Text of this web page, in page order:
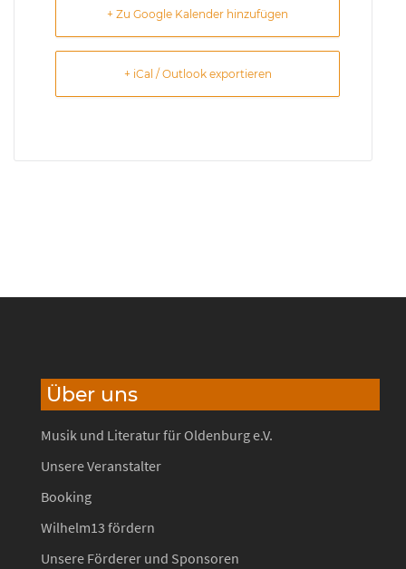
+ Zu Google Kalender hinzufügen
+ iCal / Outlook exportieren
Über uns
Musik und Literatur für Oldenburg e.V.
Unsere Veranstalter
Booking
Wilhelm13 fördern
Unsere Förderer und Sponsoren